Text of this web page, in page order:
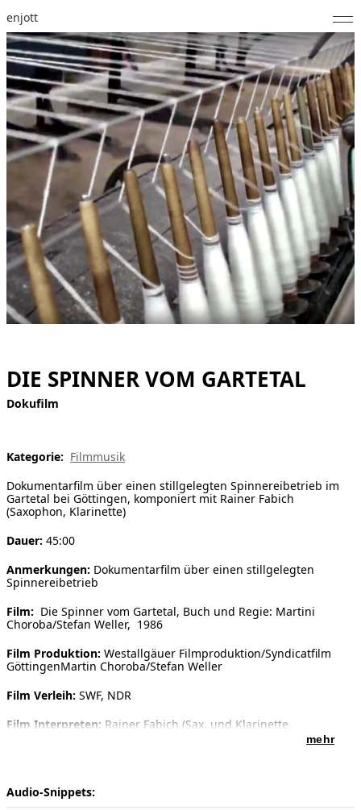
enjott
Home
Selected Works
Werkverzeichnis
About
Fotos
Kalender
Publikationen
Notizen
[ Suche ]
Audio-Snippets:
DIE SPINNER VOM GARTETAL
Dokufilm
Kategorie: Filmmusik
Dokumentarfilm über einen stillgelegten Spinnereibetrieb im
Gartetal bei Göttingen, komponiert mit Rainer Fabich
(Saxophon, Klarinette)
Dauer: 45:00
Anmerkungen: Dokumentarfilm über einen stillgelegten
Spinnereibetrieb
Film: Die Spinner vom Gartetal, Buch und Regie: Martini
Choroba/Stefan Weller, 1986
Film Produktion: Westallgäuer Filmproduktion/Syndicatfilm
GöttingenMartin Choroba/Stefan Weller
Film Verleih: SWF, NDR
Film Interpreten: Rainer Fabich (Sax. und Klarinette,
mehr